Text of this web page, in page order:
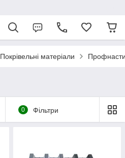
Покрівельні матеріали
0 Фільтри